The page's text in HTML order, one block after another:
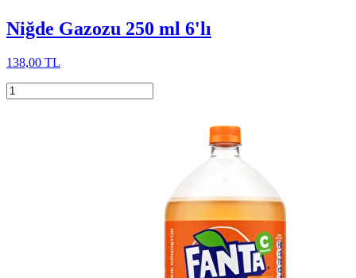
Niğde Gazozu 250 ml 6'lı
138,00 TL